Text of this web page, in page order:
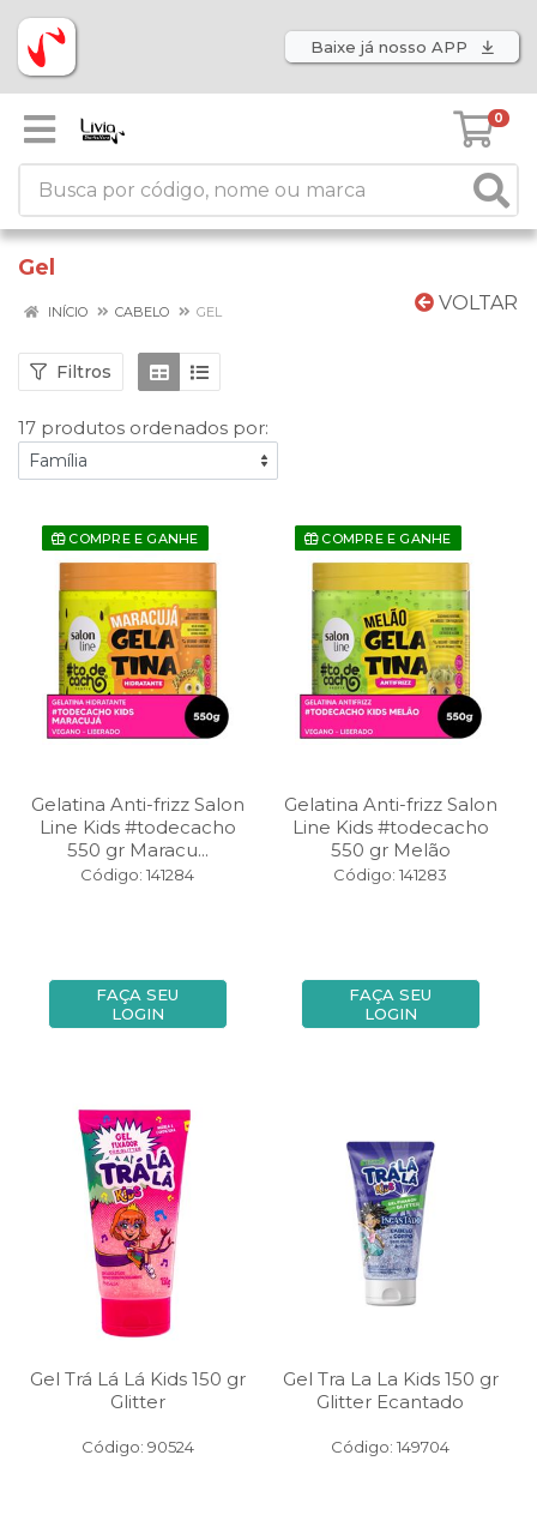
Baixe já nosso APP
0
Gel
VOLTAR
INÍCIO CABELO GEL
Filtros
17 produtos ordenados por:
COMPRE E GANHE
Gelatina Anti-frizz Salon
Line Kids #todecacho
550 gr Maracu...
Código: 141284
FAÇA SEU
LOGIN
COMPRE E GANHE
Gelatina Anti-frizz Salon
Line Kids #todecacho
550 gr Melão
Código: 141283
FAÇA SEU
LOGIN
Gel Trá Lá Lá Kids 150 gr
Glitter
Código: 90524
Gel Tra La La Kids 150 gr
Glitter Ecantado
Código: 149704